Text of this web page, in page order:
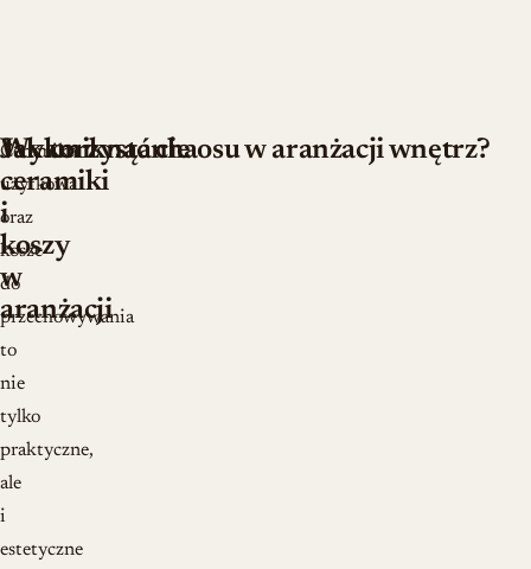
Wykorzystanie
ceramiki
i
koszy
w
aranżacji
Ceramika
użytkowa
oraz
kosze
do
przechowywania
to
nie
tylko
praktyczne,
ale
i
estetyczne
Jak uniknąć chaosu w aranżacji wnętrz?